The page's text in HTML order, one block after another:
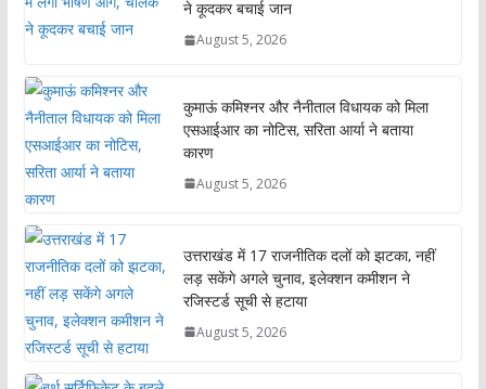
ने कूदकर बचाई जान
August 5, 2026
कुमाऊं कमिश्नर और नैनीताल विधायक को मिला
एसआईआर का नोटिस, सरिता आर्या ने बताया
कारण
August 5, 2026
उत्तराखंड में 17 राजनीतिक दलों को झटका, नहीं
लड़ सकेंगे अगले चुनाव, इलेक्शन कमीशन ने
रजिस्टर्ड सूची से हटाया
August 5, 2026